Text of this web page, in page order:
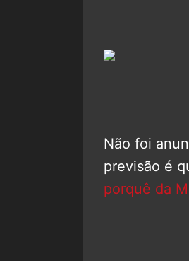
Não foi
previsão é
porquê da